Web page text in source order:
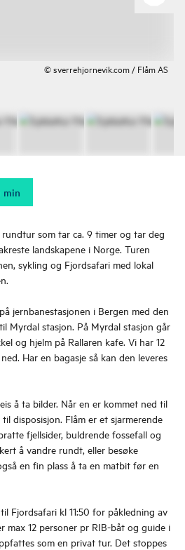
© sverrehjornevik.com / Flåm AS
min
som tar ca. 9 timer og tar deg
landskapene i Norge. Turen
sykling og Fjordsafari med lokal
jernbanestasjonen i Bergen med den
Myrdal stasjon. På Myrdal stasjon går
og hjelm på Rallaren kafe. Vi har 12
Har en bagasje så kan den leveres
å ta bilder. Når en er kommet ned til
disposisjon. Flåm er et sjarmerende
fjellsider, buldrende fossefall og
å vandre rundt, eller besøke
en fin plass å ta en matbit før en
Fjordsafari kl 11:50 for påkledning av
max 12 personer pr RIB-båt og guide i
som en privat tur. Det stoppes